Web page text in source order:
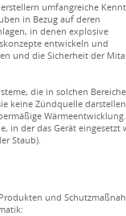
umfangreiche
in Bezug auf deren
in denen explosive
entwickeln und
und die Sicherheit der
die in solchen
keine Zündquelle darstellen
in der das Gerät eingesetzt
Staub).
und